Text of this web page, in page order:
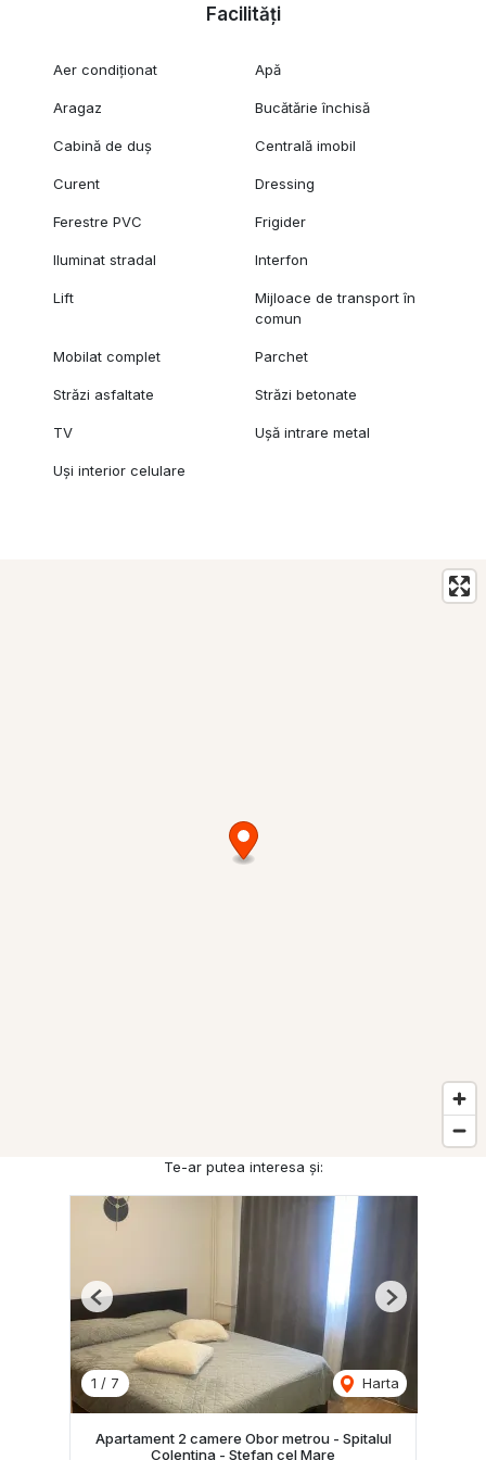
Facilități
Aer condiționat Apă
Aragaz Bucătărie închisă
Cabină de duș Centrală imobil
Curent Dressing
Ferestre PVC Frigider
Iluminat stradal Interfon
Lift
Mijloace de transport în
comun
Mobilat complet Parchet
Străzi asfaltate Străzi betonate
TV Ușă intrare metal
Uși interior celulare
Te-ar putea interesa și:
1 / 7 Harta
Previous Next
Apartament 2 camere Obor metrou - Spitalul
Colentina - Stefan cel Mare